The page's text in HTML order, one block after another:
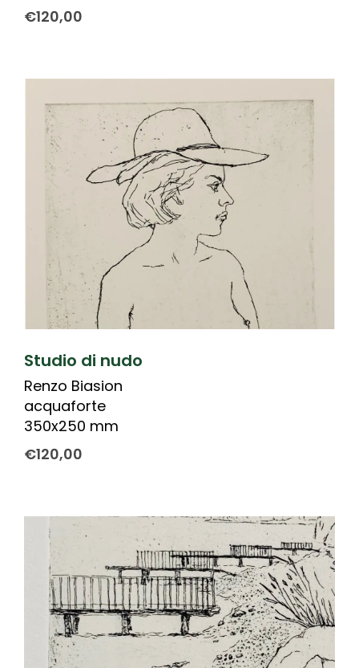
€120,00
Studio di nudo
Renzo Biasion
acquaforte
350x250 mm
€120,00